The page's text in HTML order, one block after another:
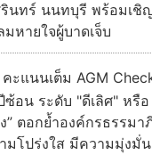
รินทร์ นนทบุรี พร้อมเชิ
หายใจผู้บาดเจ็บ
คะแนนเต็ม AGM
อน ระดับ "ดีเลิศ" หรือ
” ตอกย้ำองค์กรธรรมา
มโปร่งใส มีความมุ่งมั่